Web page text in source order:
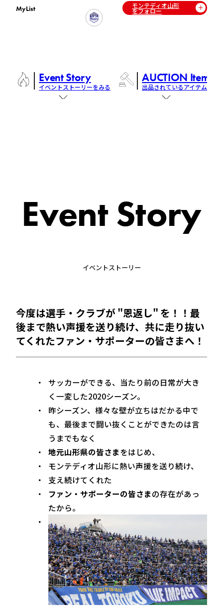
MyList モンテディオ山形
をフォロー
Event Story
イベントストーリーをみる
AUCTION Items
出品されているアイテム
Event Story
イベントストーリー
今度は選手・クラブが "恩返し" を！！最
後まで熱い声援を送り続け、共に走り抜い
てくれたファン・サポーターの皆さまへ！
サッカーができる、当たり前の日常が大き
く一変した2020シーズン。
昨シーズン、様々な壁が立ちはだかる中で
も、最後まで闘い抜くことができたのは言
うまでもなく
地元山形県の皆さまをはじめ、
モンテディオ山形に熱い声援を送り続け、
支え続けてくれた
ファン・サポーターの皆さまの存在があっ
たから。